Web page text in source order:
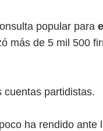
popular para
más de 5 mil 500
cuentas partidistas.
ha rendido